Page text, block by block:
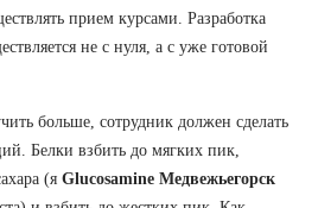
прием курсами. Разработка
не с нуля, а с уже готовой
больше, сотрудник должен сделать
Белки взбить до мягких пик,
(я Glucosamine Медвежьегорск